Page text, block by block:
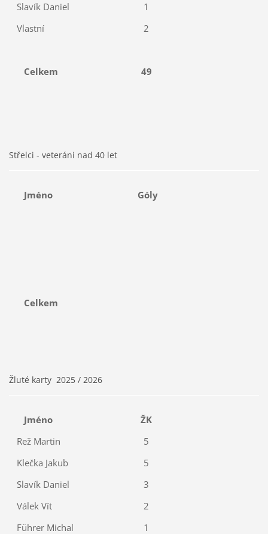
Slavík Daniel
1
Vlastní
2
Celkem 49
Střelci - veteráni nad 40 let
Jméno Góly
Celkem
Žluté karty 2025 / 2026
Jméno
ŽK
Rež Martin
5
Klečka Jakub
5
Slavík Daniel
3
Válek Vít
2
Führer Michal
1